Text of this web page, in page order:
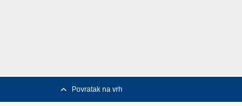
Povratak na vrh